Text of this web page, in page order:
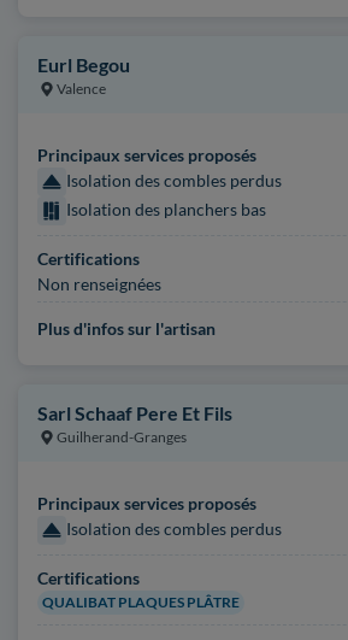
Eurl Begou
Valence
Principaux services proposés
Isolation des combles perdus
Isolation des planchers bas
Certifications
Non renseignées
Plus d'infos sur l'artisan
Sarl Schaaf Pere Et Fils
Guilherand-Granges
Principaux services proposés
Isolation des combles perdus
Certifications
QUALIBAT PLAQUES PLÂTRE